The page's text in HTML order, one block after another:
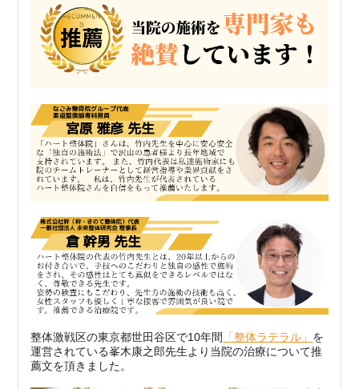
整体激戦区の東京都世田谷区で10年間 「整体ラテラル」 を
運営されている峯木康之郎先生より当院の治療について推
薦文を頂きました。